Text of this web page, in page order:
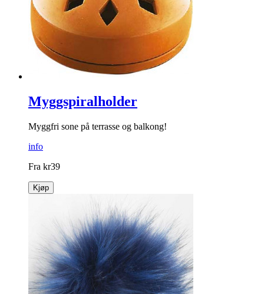
Myggspiralholder
Myggfri sone på terrasse og balkong!
info
Fra kr39
Kjøp